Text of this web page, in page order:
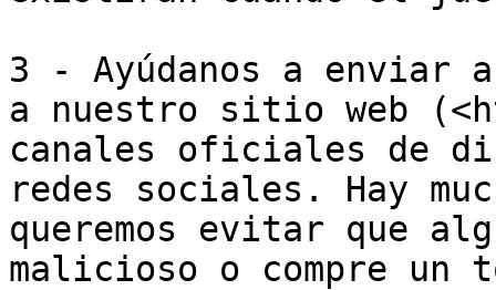
3 - Ayúdanos a enviar
a nuestro sitio web
canales oficiales de
redes sociales. Hay
queremos evitar que
malicioso o compre un